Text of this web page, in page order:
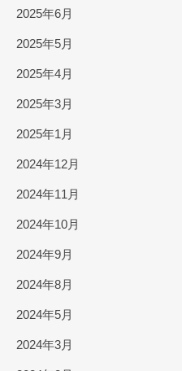
2025年6月
2025年5月
2025年4月
2025年3月
2025年1月
2024年12月
2024年11月
2024年10月
2024年9月
2024年8月
2024年5月
2024年3月